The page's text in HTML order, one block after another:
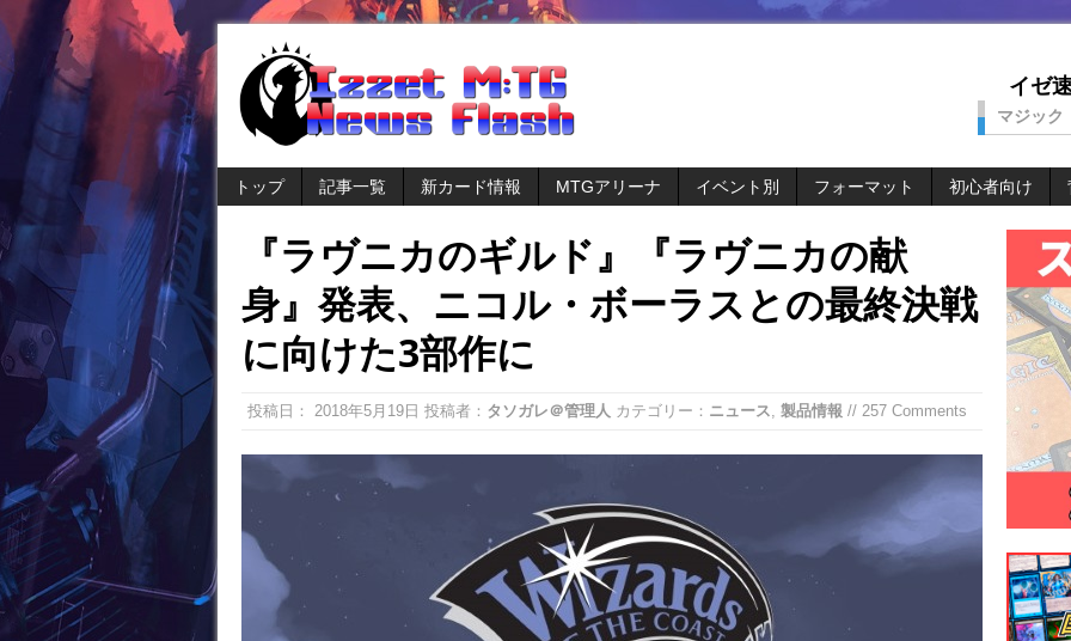
イゼ
マジック
トップ 記事一覧 新カード情報 MTGアリーナ イベント別 フォーマット 初心者向け
『ラヴニカのギルド』『ラヴニカの献
身』発表、ニコル・ボーラスとの最終決戦
に向けた3部作に
投稿日： 2018年5月19日 投稿者： タソガレ＠管理人 カテゴリー： ニュース, 製品情報 // 257 Comments